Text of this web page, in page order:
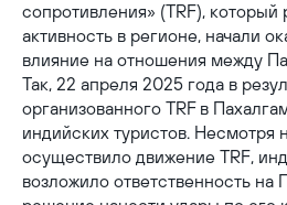
сопротивления» (TRF),
активность в регионе, начали
влияние на отношения между
Так, 22 апреля 2025 года в
организованного TRF в
индийских туристов. Несмотря
осуществило движение TRF,
возложило ответственность на